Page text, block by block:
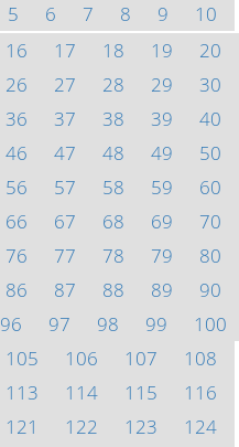
5 6 7 8 9
10
16 17 18 19
20
26 27 28 29
30
36 37 38 39
40
46 47 48 49
50
56 57 58 59
60
66 67 68 69
70
76 77 78 79
80
86 87 88 89
90
96 97 98 99
100
105 106 107
108
113 114 115
116
121 122 123
124